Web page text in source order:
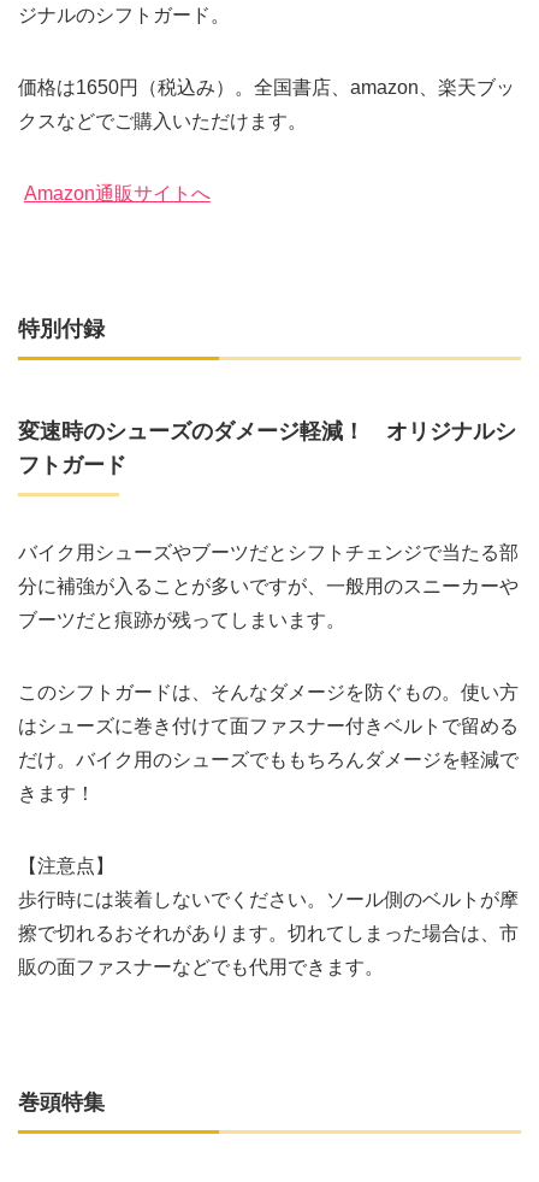
ジナルのシフトガード。
価格は1650円（税込み）。全国書店、amazon、楽天ブッ
クスなどでご購入いただけます。
Amazon通販サイトへ
特別付録
変速時のシューズのダメージ軽減！ オリジナルシ
フトガード
バイク用シューズやブーツだとシフトチェンジで当たる部
分に補強が入ることが多いですが、一般用のスニーカーや
ブーツだと痕跡が残ってしまいます。
このシフトガードは、そんなダメージを防ぐもの。使い方
はシューズに巻き付けて面ファスナー付きベルトで留める
だけ。バイク用のシューズでももちろんダメージを軽減で
きます！
【注意点】
歩行時には装着しないでください。ソール側のベルトが摩
擦で切れるおそれがあります。切れてしまった場合は、市
販の面ファスナーなどでも代用できます。
巻頭特集